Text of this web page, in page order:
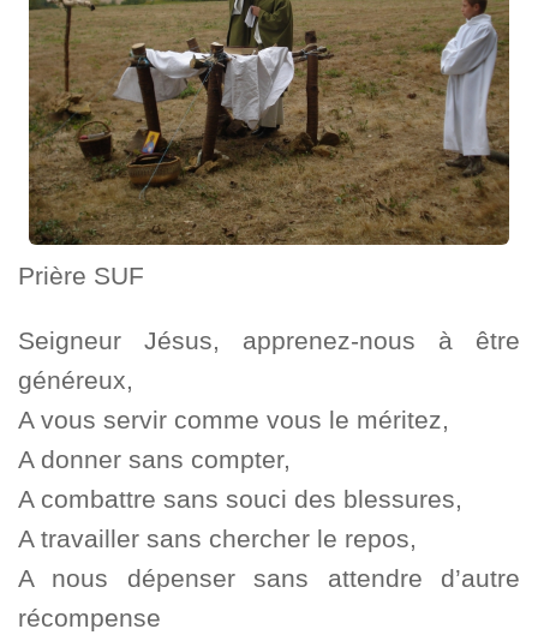
Prière SUF
Seigneur Jésus, apprenez-nous à être
généreux,
A vous servir comme vous le méritez,
A donner sans compter,
A combattre sans souci des blessures,
A travailler sans chercher le repos,
A nous dépenser sans attendre d’autre
récompense